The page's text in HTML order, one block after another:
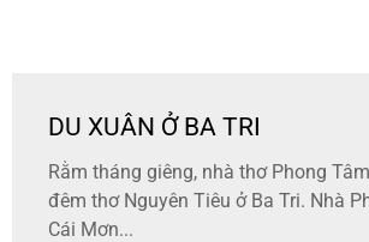
DU XUÂN Ở BA TRI
Rằm tháng giêng, nhà thơ Phong
đêm thơ Nguyên Tiêu ở Ba Tri. Nhà
Cái Mơn...